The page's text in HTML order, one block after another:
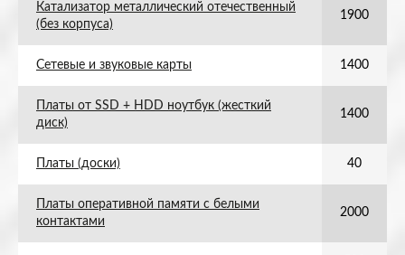
Катализатор металлический отечественный
(без корпуса)
1900
Сетевые и звуковые карты 1400
Платы от SSD + HDD ноутбук (жесткий
диск)
1400
Платы (доски) 40
Платы оперативной памяти с белыми
контактами
2000